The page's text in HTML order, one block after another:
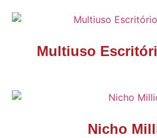
Multiuso
Nicho